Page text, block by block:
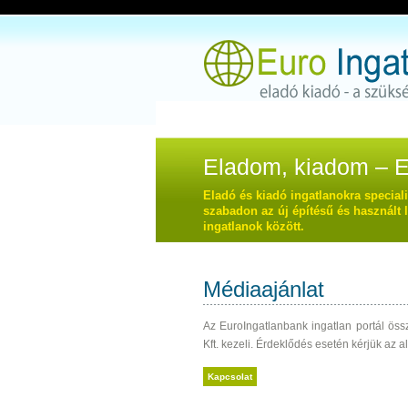
Eladom, kiadom –
Eladó és kiadó ingatlanokra
szabadon az új építésű és használt
ingatlanok között.
Médiaajánlat
Az EuroIngatlanbank ingatlan portál
Kft. kezeli. Érdeklődés esetén kérjük az
Kapcsolat